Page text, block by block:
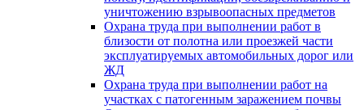
уничтожению взрывоопасных предметов
Охрана труда при выполнении работ в
близости от полотна или проезжей части
эксплуатируемых автомобильных дорог или
ЖД
Охрана труда при выполнении работ на
участках с патогенным заражением почвы